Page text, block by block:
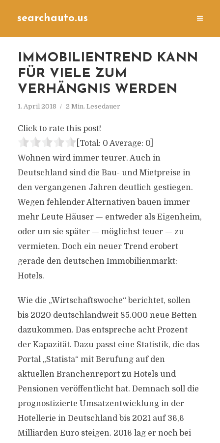
searchauto.us
IMMOBILIENTREND KANN
FÜR VIELE ZUM
VERHÄNGNIS WERDEN
1. April 2018 2 Min. Lesedauer
Click to rate this post!
[Total: 0 Average: 0]
Wohnen wird immer teurer. Auch in
Deutschland sind die Bau- und Mietpreise in
den vergangenen Jahren deutlich gestiegen.
Wegen fehlender Alternativen bauen immer
mehr Leute Häuser — entweder als Eigenheim,
oder um sie später — möglichst teuer — zu
vermieten. Doch ein neuer Trend erobert
gerade den deutschen Immobilienmarkt:
Hotels.
Wie die „Wirtschaftswoche“ berichtet, sollen
bis 2020 deutschlandweit 85.000 neue Betten
dazukommen. Das entspreche acht Prozent
der Kapazität. Dazu passt eine Statistik, die das
Portal „Statista“ mit Berufung auf den
aktuellen Branchenreport zu Hotels und
Pensionen veröffentlicht hat. Demnach soll die
prognostizierte Umsatzentwicklung in der
Hotellerie in Deutschland bis 2021 auf 36,6
Milliarden Euro steigen. 2016 lag er noch bei